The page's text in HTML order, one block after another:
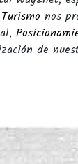
nos
de